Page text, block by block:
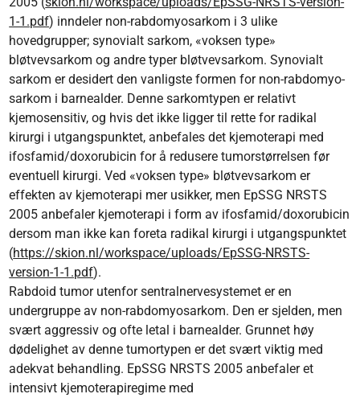
1-1.pdf) inndeler non-rabdomyosarkom i 3 ulike
hovedgrupper; synovialt sarkom, «voksen type»
bløtvevsarkom og andre typer bløtvevsarkom. Synovialt
sarkom er desidert den vanligste formen for non-rabdomyo­
sarkom i barnealder. Denne sarkomtypen er relativt
kjemosensitiv, og hvis det ikke ligger til rette for radikal
kirurgi i utgangspunktet, anbefales det kjemoterapi med
ifosfamid/​doxorubicin for å redusere tumorstørrelsen før
eventuell kirurgi. Ved «voksen type» bløtvevsarkom er
effekten av kjemoterapi mer usikker, men EpSSG NRSTS
2005 anbefaler kjemoterapi i form av ifosfamid/doxorubicin
dersom man ikke kan foreta radikal kirurgi i utgangspunktet
(https://skion.nl/workspace/uploads/EpSSG-NRSTS-
version-1-1.pdf).
Rabdoid tumor utenfor sentralnervesystemet er en
undergruppe av non-rabdomyosarkom. Den er sjelden, men
svært aggressiv og ofte letal i barnealder. Grunnet høy
dødelighet av denne tumortypen er det svært viktig med
adekvat behandling. EpSSG NRSTS 2005 anbefaler et
intensivt kjemoterapiregime med